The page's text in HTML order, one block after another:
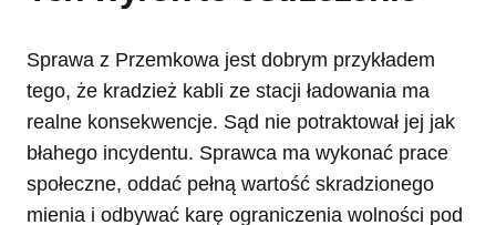
Sprawa z Przemkowa jest dobrym przykładem
tego, że kradzież kabli ze stacji ładowania ma
realne konsekwencje. Sąd nie potraktował jej jak
błahego incydentu. Sprawca ma wykonać prace
społeczne, oddać pełną wartość skradzionego
mienia i odbywać karę ograniczenia wolności pod